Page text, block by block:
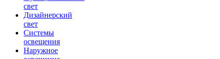
свет
Дизайнерский
свет
Системы
освещения
Наружное